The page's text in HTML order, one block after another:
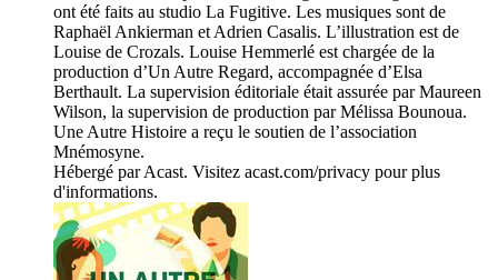
ont été faits au studio La Fugitive. Les musiques sont de
Raphaël Ankierman et Adrien Casalis. L’illustration est de
Louise de Crozals. Louise Hemmerlé est chargée de la
production d’Un Autre Regard, accompagnée d’Elsa
Berthault. La supervision éditoriale était assurée par Maureen
Wilson, la supervision de production par Mélissa Bounoua.
Une Autre Histoire a reçu le soutien de l’association
Mnémosyne.
Hébergé par Acast. Visitez acast.com/privacy pour plus
d'informations.